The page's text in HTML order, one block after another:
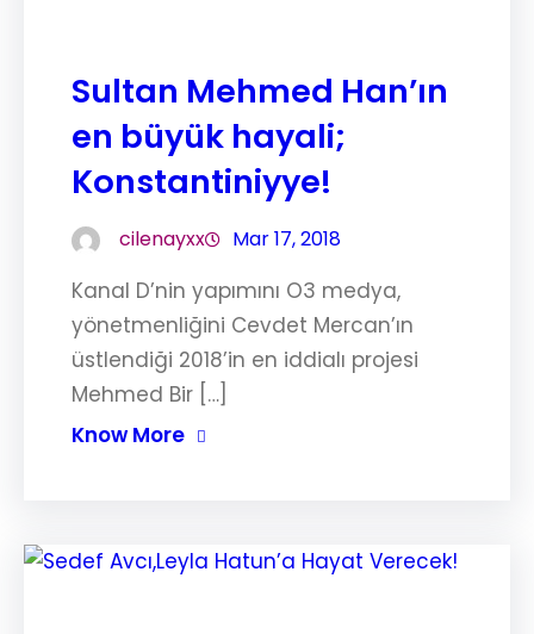
Sultan Mehmed Han’ın
en büyük hayali;
Konstantiniyye!
cilenayxx Mar 17, 2018
Kanal D’nin yapımını O3 medya,
yönetmenliğini Cevdet Mercan’ın
üstlendiği 2018’in en iddialı projesi
Mehmed Bir […]
Know More